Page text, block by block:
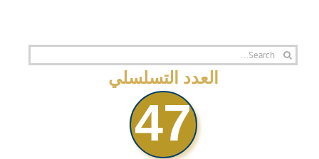
Search
العدد التسلسلي
47